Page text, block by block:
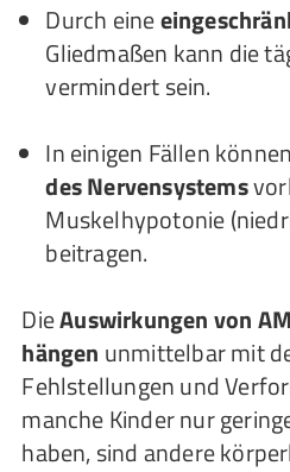
Durch eine
Gliedmaßen kann die
vermindert sein.
In einigen Fällen
des Nervensystems
Muskelhypotonie
beitragen.
DieAuswirkungen von
hängen unmittelbar mit
Fehlstellungen und
manche Kinder nur
haben, sind andere